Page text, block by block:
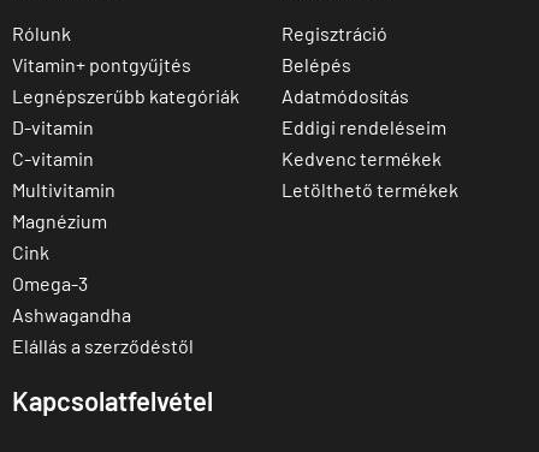
Rólunk
Vitamin+ pontgyűjtés
Legnépszerűbb kategóriák
D-vitamin
C-vitamin
Multivitamin
Magnézium
Cink
Omega-3
Ashwagandha
Elállás a szerződéstől
Regisztráció
Belépés
Adatmódosítás
Eddigi rendeléseim
Kedvenc termékek
Letölthető termékek
Kapcsolatfelvétel